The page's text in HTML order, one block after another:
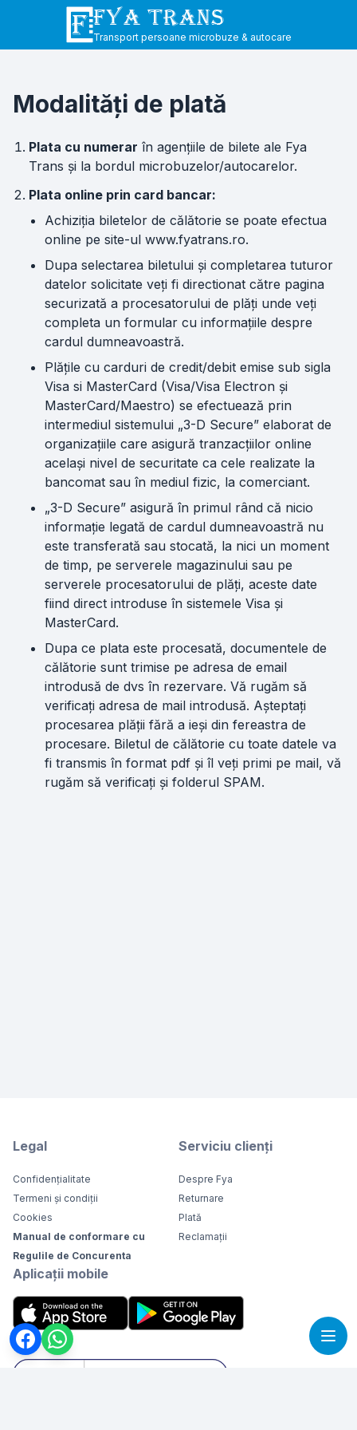
FYA TRANS
Transport persoane microbuze & autocare
Modalități de plată
Plata cu numerar în agențiile de bilete ale Fya
Trans și la bordul microbuzelor/autocarelor.
Plata online prin card bancar:
Achiziția biletelor de călătorie se poate efectua
online pe site-ul www.fyatrans.ro.
Dupa selectarea biletului și completarea tuturor
datelor solicitate veți fi directionat către pagina
securizată a procesatorului de plăți unde veți
completa un formular cu informațiile despre
cardul dumneavoastră.
Plățile cu carduri de credit/debit emise sub sigla
Visa si MasterCard (Visa/Visa Electron și
MasterCard/Maestro) se efectuează prin
intermediul sistemului „3-D Secure” elaborat de
organizațiile care asigură tranzacțiilor online
același nivel de securitate ca cele realizate la
bancomat sau în mediul fizic, la comerciant.
„3-D Secure” asigură în primul rând că nicio
informație legată de cardul dumneavoastră nu
este transferată sau stocată, la nici un moment
de timp, pe serverele magazinului sau pe
serverele procesatorului de plăți, aceste date
fiind direct introduse în sistemele Visa și
MasterCard.
Dupa ce plata este procesată, documentele de
călătorie sunt trimise pe adresa de email
introdusă de dvs în rezervare. Vă rugăm să
verificați adresa de mail introdusă. Așteptați
procesarea plății fără a ieși din fereastra de
procesare. Biletul de călătorie cu toate datele va
fi transmis în format pdf și îl veți primi pe mail, vă
rugăm să verificați și folderul SPAM.
Legal
Confidențialitate
Termeni și condiții
Cookies
Manual de conformare cu
Regulile de Concurenta
Serviciu clienți
Despre Fya
Returnare
Plată
Reclamații
Aplicații mobile